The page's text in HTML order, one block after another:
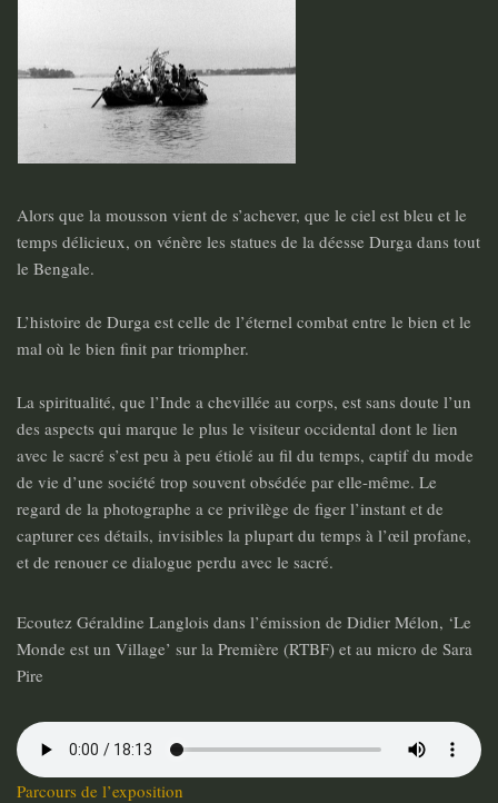
Alors que la mousson vient de s’achever, que le ciel est bleu et le
temps délicieux, on vénère les statues de la déesse Durga dans tout
le Bengale.
L’histoire de Durga est celle de l’éternel combat entre le bien et le
mal où le bien finit par triompher.
La spiritualité, que l’Inde a chevillée au corps, est sans doute l’un
des aspects qui marque le plus le visiteur occidental dont le lien
avec le sacré s’est peu à peu étiolé au fil du temps, captif du mode
de vie d’une société trop souvent obsédée par elle-même. Le
regard de la photographe a ce privilège de figer l’instant et de
capturer ces détails, invisibles la plupart du temps à l’œil profane,
et de renouer ce dialogue perdu avec le sacré.
Ecoutez Géraldine Langlois dans l’émission de Didier Mélon, ‘Le
Monde est un Village’ sur la Première (RTBF) et au micro de Sara
Pire
Parcours de l’exposition